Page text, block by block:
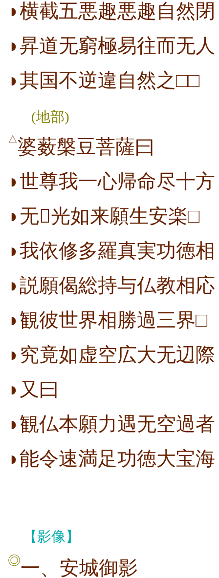
◗横截五悪趣悪趣自然閉
◗昇道无窮極易往而无人
◗其国不逆違自然之□□
(地部)
△婆薮槃豆菩薩曰
◗世尊我一心帰命尽十方
◗无光如来願生安楽□
◗我依修多羅真実功徳相
◗説願偈総持与仏教相応
◗観彼世界相勝過三界□
◗究竟如虚空広大无辺際
◗又曰
◗観仏本願力遇无空過者
◗能令速満足功徳大宝海
【影像】
◎一、安城御影